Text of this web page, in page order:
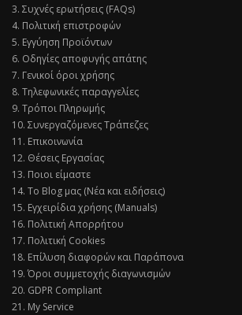
3. Συχνές ερωτήσεις (FAQs)
4. Πολιτική επιστροφών
5. Εγγύηση Προϊόντων
6. Οδηγίες αποφυγής απάτης
7. Γενικοί όροι χρήσης
8. Τηλεφωνικές παραγγελίες
9. Τρόποι Πληρωμής
10. Συνεργαζόμενες Τράπεζες
11. Επικοινωνία
12. Θέσεις Εργασίας
13. Ποιοι είμαστε
14. Το Blog μας (Νέα και ειδήσεις)
15. Εγχειρίδια χρήσης (Manuals)
16. Πολιτική Απορρήτου
17. Πολιτική Cookies
18. Επίλυση διαφορών και Παράπονα
19. Όροι συμμετοχής διαγωνισμών
20. GDPR Compliant
21. My Service